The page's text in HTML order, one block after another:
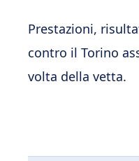
Prestazioni,
contro il Torino
volta della vetta.